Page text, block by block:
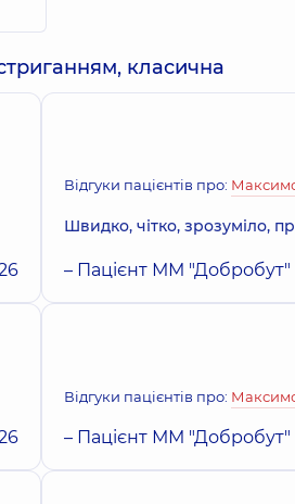
класична
Відгуки пацієнтів про:
Швидко, чітко, зрозуміло,
– Пацієнт ММ "Добробут"
Відгуки пацієнтів про:
– Пацієнт ММ "Добробут"